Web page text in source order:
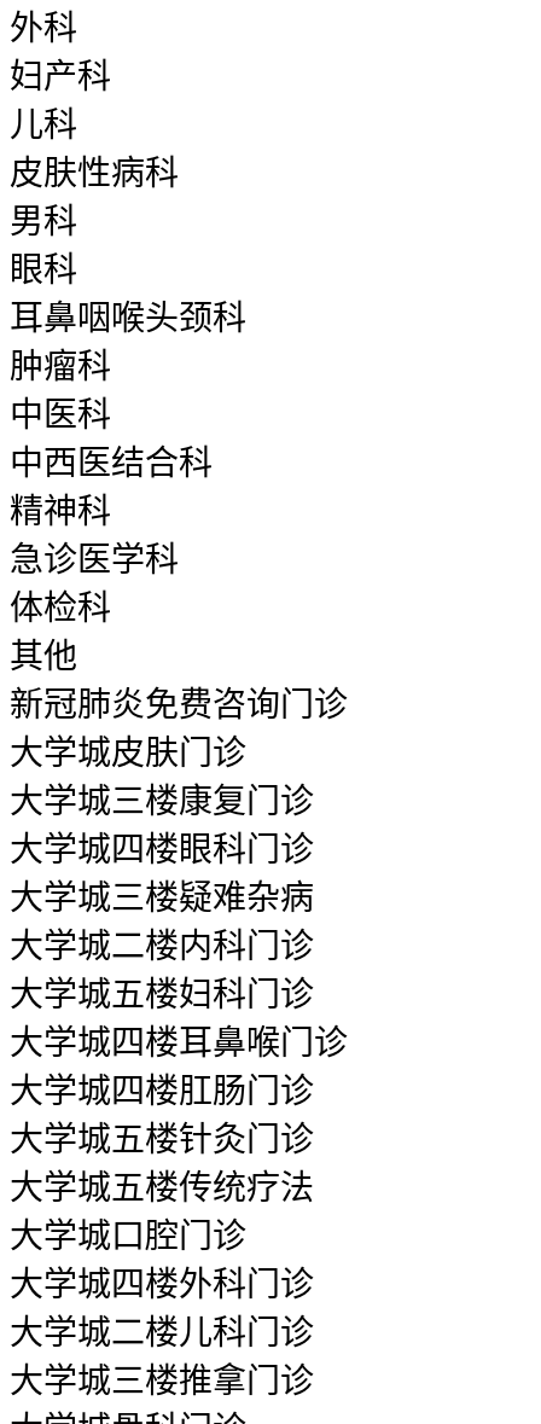
外科
妇产科
儿科
皮肤性病科
男科
眼科
耳鼻咽喉头颈科
肿瘤科
中医科
中西医结合科
精神科
急诊医学科
体检科
其他
新冠肺炎免费咨询门诊
大学城皮肤门诊
大学城三楼康复门诊
大学城四楼眼科门诊
大学城三楼疑难杂病
大学城二楼内科门诊
大学城五楼妇科门诊
大学城四楼耳鼻喉门诊
大学城四楼肛肠门诊
大学城五楼针灸门诊
大学城五楼传统疗法
大学城口腔门诊
大学城四楼外科门诊
大学城二楼儿科门诊
大学城三楼推拿门诊